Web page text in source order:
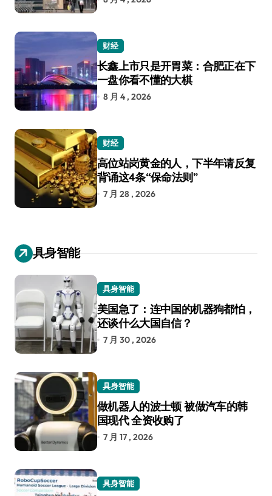
财经
长鑫上市只是开胃菜：合肥正在下
一盘你看不懂的大棋
8 月 4 , 2026
财经
高位站岗黄金的人，下半年请反复
背诵这4条“保命法则”
7 月 28 , 2026
具身智能
具身智能
美国急了：连中国的机器狗都怕，
还谈什么大国自信？
7 月 30 , 2026
具身智能
做机器人的波士顿 被做汽车的韩
国现代 全资收购了
7 月 17 , 2026
具身智能